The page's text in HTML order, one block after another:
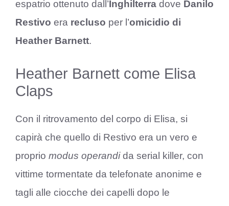
espatrio ottenuto dall’Inghilterra dove Danilo
Restivo era recluso per l’omicidio di
Heather Barnett.
Heather Barnett come Elisa
Claps
Con il ritrovamento del corpo di Elisa, si
capirà che quello di Restivo era un vero e
proprio modus operandida serial killer, con
vittime tormentate da telefonate anonime e
tagli alle ciocche dei capelli dopo le